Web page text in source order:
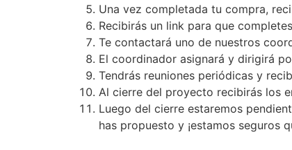
Una vez completada tu compra, r
Recibirás un link para que
Te contactará uno de nuestros
El coordinador asignará y dirigirá
Tendrás reuniones periódicas y
Al cierre del proyecto recibirás los
Luego del cierre estaremos
has propuesto y ¡estamos seguros